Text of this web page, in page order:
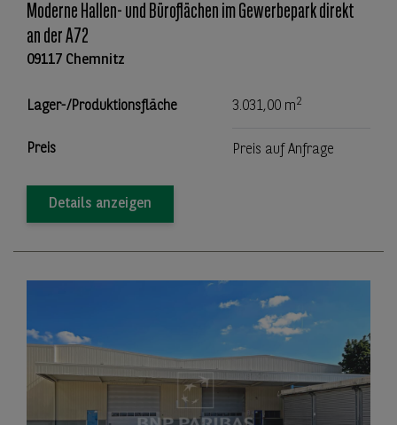
Moderne Hallen- und Büroflächen im Gewerbepark direkt
an der A72
09117 Chemnitz
Lager-/Produktionsfläche 3.031,00 m2
Preis Preis auf Anfrage
Details anzeigen